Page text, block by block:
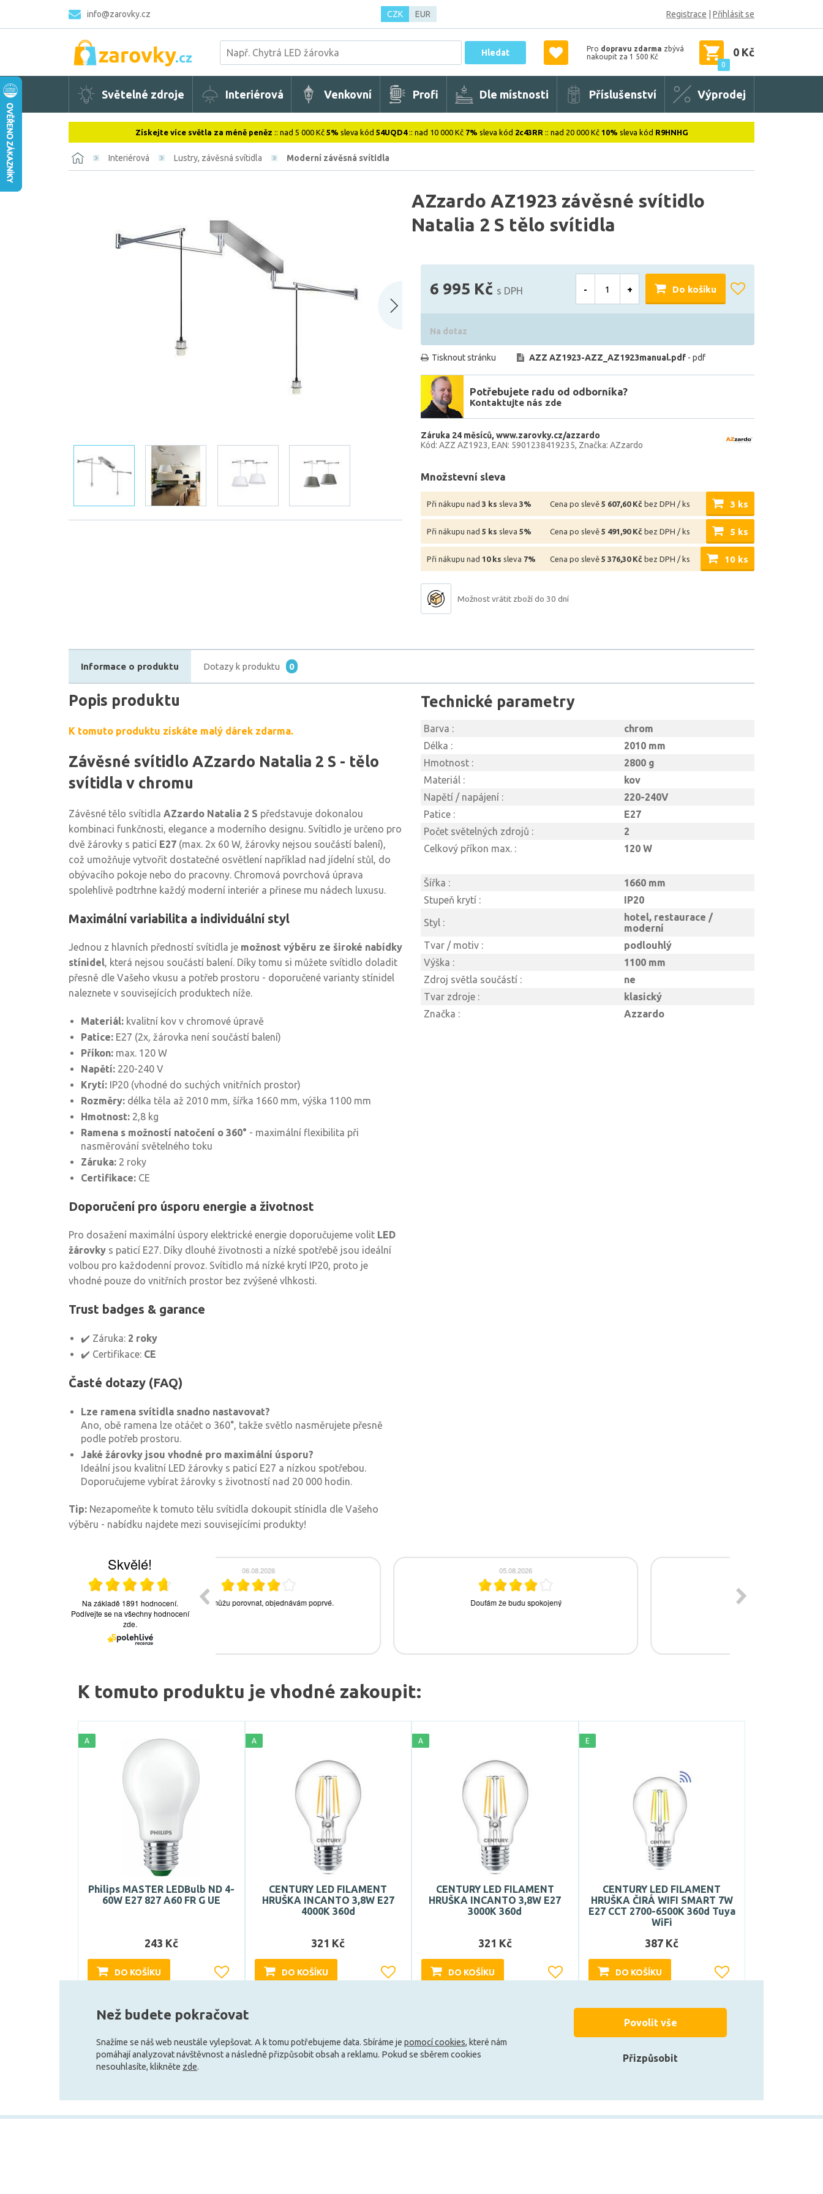
info@zarovky.cz CZK EUR Registrace Přihlásit se
Hledat Pro dopravu zdarma zbývá
nakoupit za 1 500 Kč
0
0 Kč
Světelné zdroje Interiérová Venkovní Profi Dle místnosti Příslušenství Výprodej
Získejte více světla za méně peněz :: nad 5 000 Kč 5% sleva kód 54UQD4:: nad 10 000 Kč 7% sleva kód 2c43RR :: nad 20 000 Kč 10% sleva kód R9HNHG
Interiérová Lustry, závěsná svítidla Moderní závěsná svítidla
AZzardo AZ1923 závěsné svítidlo
Natalia 2 S tělo svítidla
6 995 Kč s DPH - + Do košíku
Na dotaz
Tisknout stránku AZZ AZ1923-AZZ_AZ1923manual.pdf - pdf
Potřebujete radu od odborníka?
Kontaktujte nás zde
Záruka 24 měsíců www.zarovky.cz/azzardo
Kód: AZZ AZ1923 EAN: 5901238419235 Značka: AZzardo
Množstevní sleva
Při nákupu nad 3 ks sleva 3% Cena po slevě 5 607,60 Kč bez DPH / ks 3 ks
Při nákupu nad 5 ks sleva 5% Cena po slevě 5 491,90 Kč bez DPH / ks 5 ks
Při nákupu nad 10 ks sleva 7% Cena po slevě 5 376,30 Kč bez DPH / ks 10 ks
Možnost vrátit zboží do 30 dní
Informace o produktu Dotazy k produktu 0
Popis produktu
K tomuto produktu získáte malý dárek zdarma.
Závěsné svítidlo AZzardo Natalia 2 S - tělo
svítidla v chromu
Závěsné tělo svítidla AZzardo Natalia 2 S představuje dokonalou
kombinaci funkčnosti, elegance a moderního designu. Svítidlo je určeno pro
dvě žárovky s paticí E27 (max. 2x 60 W, žárovky nejsou součástí balení),
což umožňuje vytvořit dostatečné osvětlení například nad jídelní stůl, do
obývacího pokoje nebo do pracovny. Chromová povrchová úprava
spolehlivě podtrhne každý moderní interiér a přinese mu nádech luxusu.
Maximální variabilita a individuální styl
Jednou z hlavních předností svítidla je možnost výběru ze široké nabídky
stínidel, která nejsou součástí balení. Díky tomu si můžete svítidlo doladit
přesně dle Vašeho vkusu a potřeb prostoru - doporučené varianty stínidel
naleznete v souvisejících produktech níže.
Materiál: kvalitní kov v chromové úpravě
Patice: E27 (2x, žárovka není součástí balení)
Příkon: max. 120 W
Napětí: 220-240 V
Krytí: IP20 (vhodné do suchých vnitřních prostor)
Rozměry: délka těla až 2010 mm, šířka 1660 mm, výška 1100 mm
Hmotnost: 2,8 kg
Ramena s možností natočení o 360° - maximální flexibilita při
nasměrování světelného toku
Záruka: 2 roky
Certifikace: CE
Doporučení pro úsporu energie a životnost
Pro dosažení maximální úspory elektrické energie doporučujeme volit LED
žárovky s paticí E27. Díky dlouhé životnosti a nízké spotřebě jsou ideální
volbou pro každodenní provoz. Svítidlo má nízké krytí IP20, proto je
vhodné pouze do vnitřních prostor bez zvýšené vlhkosti.
Trust badges & garance
✔️ Záruka: 2 roky
✔️ Certifikace: CE
Časté dotazy (FAQ)
Lze ramena svítidla snadno nastavovat?
Ano, obě ramena lze otáčet o 360°, takže světlo nasměrujete přesně
podle potřeb prostoru.
Jaké žárovky jsou vhodné pro maximální úsporu?
Ideální jsou kvalitní LED žárovky s paticí E27 a nízkou spotřebou.
Doporučujeme vybírat žárovky s životností nad 20 000 hodin.
Tip: Nezapomeňte k tomuto tělu svítidla dokoupit stínidla dle Vašeho
výběru - nabídku najdete mezi souvisejícími produkty!
Technické parametry
Barva :
chrom
Délka :
2010 mm
Hmotnost :
2800 g
Materiál :
kov
Napětí / napájení :
220-240V
Patice :
E27
Počet světelných zdrojů :
2
Celkový příkon max. :
120 W
Šířka :
1660 mm
Stupeň krytí :
IP20
Styl :
hotel, restaurace /
moderní
Tvar / motiv :
podlouhlý
Výška :
1100 mm
Zdroj světla součástí :
ne
Tvar zdroje :
klasický
Značka :
Azzardo
K tomuto produktu je vhodné zakoupit:
A
Philips MASTER LEDBulb ND 4-
60W E27 827 A60 FR G UE
243 Kč
DO KOŠÍKU
A
CENTURY LED FILAMENT
HRUŠKA INCANTO 3,8W E27
4000K 360d
321 Kč
DO KOŠÍKU
A
CENTURY LED FILAMENT
HRUŠKA INCANTO 3,8W E27
3000K 360d
321 Kč
DO KOŠÍKU
E
CENTURY LED FILAMENT
HRUŠKA ČIRÁ WIFI SMART 7W
E27 CCT 2700-6500K 360d Tuya
WiFi
387 Kč
DO KOŠÍKU
Načíst další
Než budete pokračovat
Snažíme se náš web neustále vylepšovat. A k tomu potřebujeme data. Sbíráme je pomocí cookies, které nám
pomáhají analyzovat návštěvnost a následně přizpůsobit obsah a reklamu. Pokud se sběrem cookies
nesouhlasíte, klikněte zde.
Přizpůsobit
Povolit vše